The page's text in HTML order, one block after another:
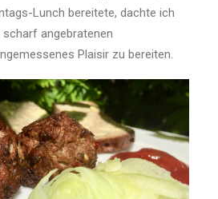
Lunch bereitete, dachte ich
angebratenen
Plaisir zu bereiten.